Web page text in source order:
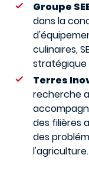
Groupe
dans la
culinaires,
stratégique
Terres
recherche
des filières
des
l'agriculture.